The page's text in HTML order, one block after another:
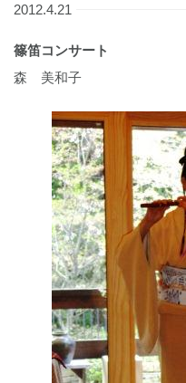
2012.4.21
篠笛コンサート
森 美和子